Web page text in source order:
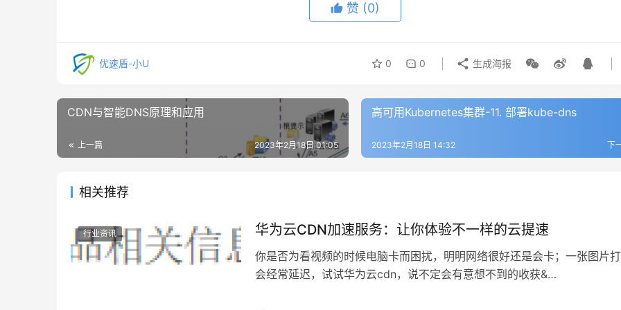
赞 (0)
优速盾-小U 0 0 生成海报
CDN与智能DNS原理和应用
上一篇 2023年2月18日 01:05
高可用Kubernetes集群-11. 部署kube-dns
下
2023年2月18日 14:32
相关推荐
行业资讯 华为云CDN加速服务：让你体验不一样的云提速
你是否为看视频的时候电脑卡而困扰，明明网络很好还是会卡；一张图片
会经常延迟，试试华为云cdn，说不定会有意想不到的收获&…